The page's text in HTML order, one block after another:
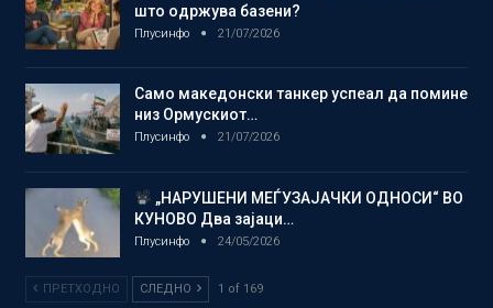
што одржува базени?
Плусинфо 21/07/2026
Само македонски танкер успеал да помине
низ Ормускиот…
Плусинфо 21/07/2026
„НАРУШЕНИ МЕЃУЗАЈАЧКИ ОДНОСИ“ ВО
КУНОВО Два зајаци…
Плусинфо 24/05/2026
ПРЕТХОДНО СЛЕДНО 1 of 169